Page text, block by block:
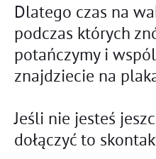
Dlatego czas na
podczas których
potańczymy i
znajdziecie na
Jeśli nie jesteś
dołączyć to